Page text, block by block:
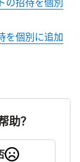
を個別に追加
助？